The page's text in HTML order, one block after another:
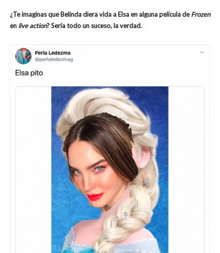
¿Te imaginas que Belinda diera vida a Elsa en alguna película deFrozen
en live action? Sería todo un suceso, la verdad.